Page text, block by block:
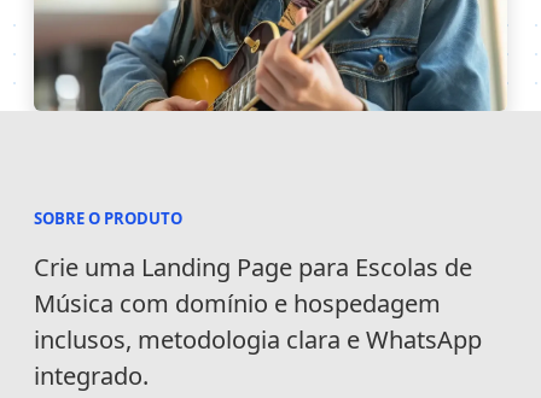
SOBRE O PRODUTO
Informações
Crie uma Landing Page para Escolas de
Música com domínio e hospedagem
inclusos, metodologia clara e WhatsApp
integrado.